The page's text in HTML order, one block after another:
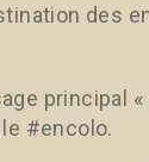
des
principal «
#encolo.